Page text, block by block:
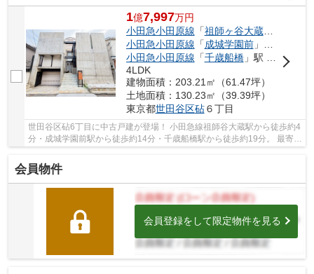
1億7,997万円
小田急小田原線 「祖師ヶ谷大蔵」駅 徒歩4
小田急小田原線 「成城学園前」駅 徒歩14分
小田急小田原線 「千歳船橋」駅 徒歩19分
4LDK
建物面積：203.21㎡（61.47坪）
土地面積：130.23㎡（39.39坪）
東京都世田谷区砧６丁目
世田谷区砧6丁目に中古戸建が登場！ 小田急線祖師谷大蔵駅から徒歩約4
分・成城学園前駅から徒歩約14分・千歳船橋駅から徒歩約19分。 最寄り
会員物件
会員登録をして限定物件を見る